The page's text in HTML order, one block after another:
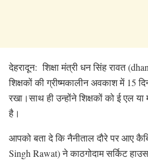
देहरादून: शिक्षा मंत्री धन सिंह रावत
शिक्षकों की ग्रीष्मकालीन अवकाश में 15
रखा।साथ ही उन्होंने शिक्षकों को ई एल या
है।
आपको बता दे कि नैनीताल दौरे पर आए
Singh Rawat) ने काठगोदाम सर्किट